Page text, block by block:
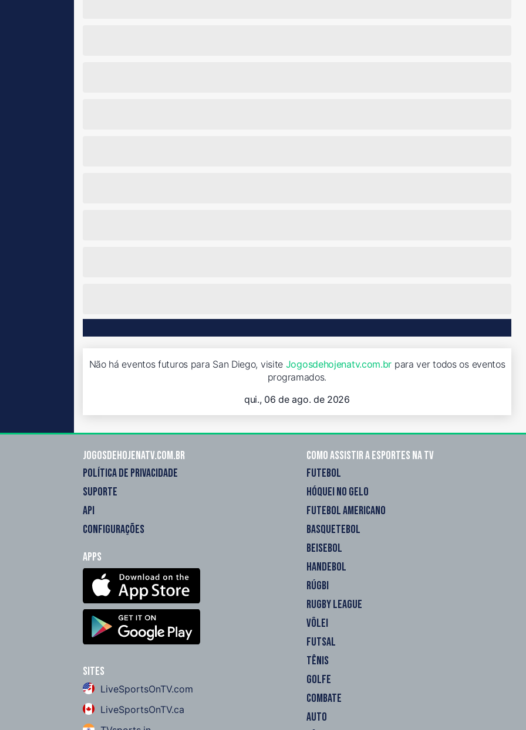
Não há eventos futuros para San Diego, visite Jogosdehojenatv.com.br para ver todos os eventos
programados.
qui., 06 de ago. de 2026
Jogosdehojenatv.com.br
POLÍTICA DE PRIVACIDADE
SUPORTE
API
CONFIGURAÇÕES
Apps
Sites
LiveSportsOnTV.com
LiveSportsOnTV.ca
Como assistir a esportes na TV
FUTEBOL
HÓQUEI NO GELO
FUTEBOL AMERICANO
BASQUETEBOL
BEISEBOL
HANDEBOL
RÚGBI
RUGBY LEAGUE
VÔLEI
FUTSAL
TÊNIS
GOLFE
COMBATE
AUTO